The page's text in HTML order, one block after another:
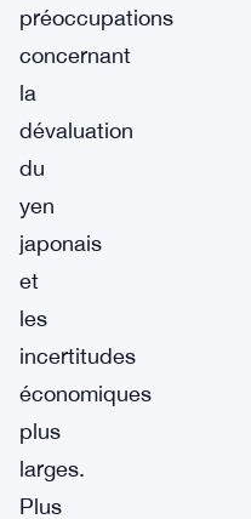
préoccupations
concernant
la
dévaluation
du
yen
japonais
et
les
incertitudes
économiques
plus
larges.
Plus